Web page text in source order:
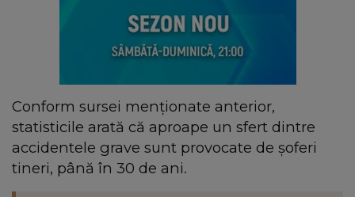
Conform sursei menționate anterior,
statisticile arată că aproape un sfert dintre
accidentele grave sunt provocate de șoferi
tineri, până în 30 de ani.